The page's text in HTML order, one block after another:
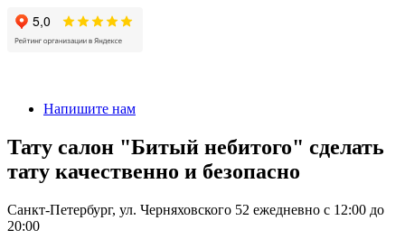
Напишите нам
Тату салон "Битый небитого" сделать
тату качественно и безопасно
Санкт-Петербург, ул. Черняховского 52 ежедневно с 12:00 до
20:00